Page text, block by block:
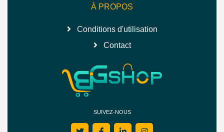
À PROPOS
Conditions d'utilisation
Contact
SUIVEZ-NOUS